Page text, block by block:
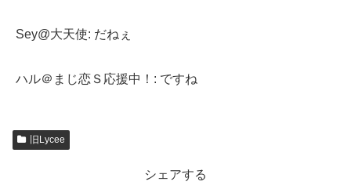
Sey@大天使: だねぇ
ハル＠まじ恋Ｓ応援中！: ですね
旧Lycee
シェアする